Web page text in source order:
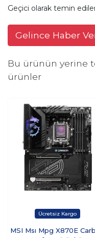
Geçici olarak temin
Gelince Haber
Bu ürünün yerine
ürünler
MSI Msı Mpg X870E